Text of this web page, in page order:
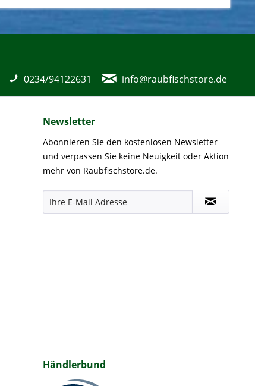
0234/94122631 info@raubfischstore.de
Newsletter
Abonnieren Sie den kostenlosen Newsletter
und verpassen Sie keine Neuigkeit oder Aktion
mehr von Raubfischstore.de.
Händlerbund